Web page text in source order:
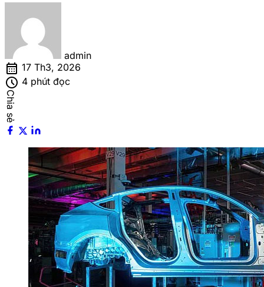
admin
calendar_month 17 Th3, 2026
schedule 4 phút đọc
Chia sẻ